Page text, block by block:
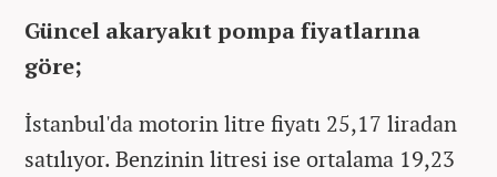
Güncel akaryakıt pompa fiyatlarına
göre;
İstanbul'da motorin litre fiyatı 25,17 liradan
satılıyor. Benzinin litresi ise ortalama 19,23